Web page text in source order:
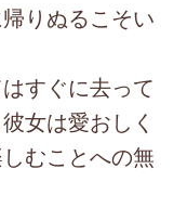
りぬるこそい
すぐに去って
女は愛おしく
むことへの無